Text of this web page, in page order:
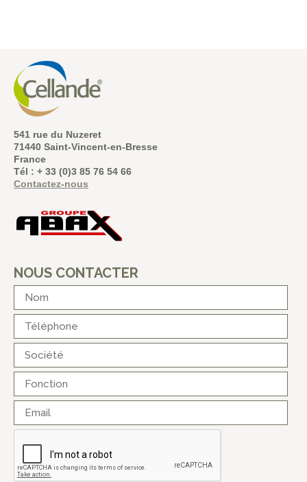
541 rue du Nuzeret
71440 Saint-Vincent-en-Bresse
France
Tél : + 33 (0)3 85 76 54 66
Contactez-nous
NOUS CONTACTER